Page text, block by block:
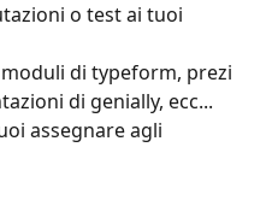
o test ai tuoi
di typeform, prezi
di genially, ecc...
assegnare agli